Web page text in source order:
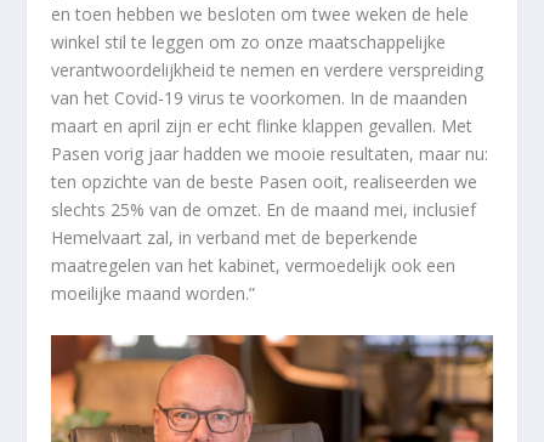
en toen hebben we besloten om twee weken de hele
winkel stil te leggen om zo onze maatschappelijke
verantwoordelijkheid te nemen en verdere verspreiding
van het Covid-19 virus te voorkomen. In de maanden
maart en april zijn er echt flinke klappen gevallen. Met
Pasen vorig jaar hadden we mooie resultaten, maar nu:
ten opzichte van de beste Pasen ooit, realiseerden we
slechts 25% van de omzet. En de maand mei, inclusief
Hemelvaart zal, in verband met de beperkende
maatregelen van het kabinet, vermoedelijk ook een
moeilijke maand worden.”